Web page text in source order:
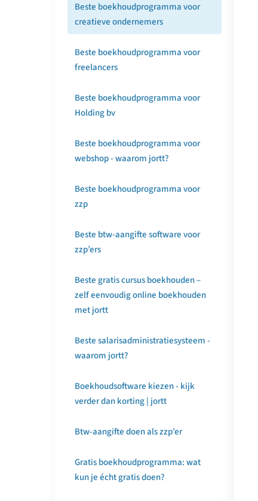
Beste boekhoudprogramma voor
creatieve ondernemers
Beste boekhoudprogramma voor
freelancers
Beste boekhoudprogramma voor
Holding bv
Beste boekhoudprogramma voor
webshop - waarom jortt?
Beste boekhoudprogramma voor
zzp
Beste btw-aangifte software voor
zzp’ers
Beste gratis cursus boekhouden –
zelf eenvoudig online boekhouden
met jortt
Beste salarisadministratiesysteem -
waarom jortt?
Boekhoudsoftware kiezen - kijk
verder dan korting | jortt
Btw-aangifte doen als zzp’er
Gratis boekhoudprogramma: wat
kun je écht gratis doen?